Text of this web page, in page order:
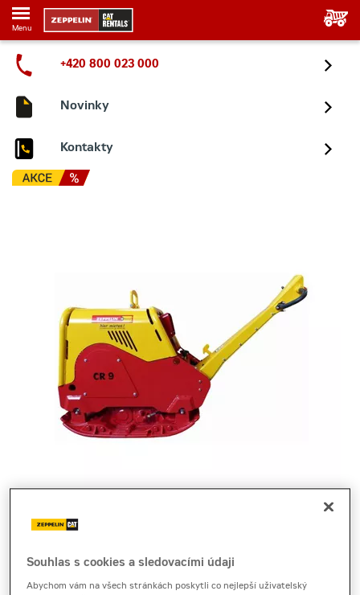
Menu
+420 800 023 000
Novinky
Kontakty
Cena za pronájem
1 - 22 dnů
1 730 Kč bez DPH
Souhlas s cookies a sledovacími údaji
Abychom vám na všech stránkách poskytli co nejlepší uživatelský